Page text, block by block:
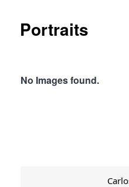
Portraits
No Images found.